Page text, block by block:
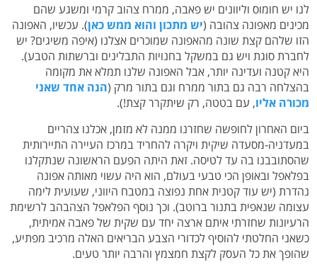
לנו יש חומוס וליוונים יש פאבה, ממרח צהוב קרמי ומשגע שהם
מכינים מאפונה צהובה (יש מתכון והוא ממש כאן). עכשיו, האפונה
הזו שלהם קצת שונה מהאפונה שמוכרים אצלנו (איפה משיגים? יש
לחברת סוגת ויש גם במשקל בחנויות התבלינים וברשתות הטבע).
היא קטנה ועדינה יותר, אבל האפונה שלנו תמלא את מקומה
בהצלחה רבה גם בתור ממרח וגם בתור מרק (הנה אחד שאני
מכורה אליו, עם בטטה, רק שיתקרר קצת!).
ביום האחרון לחופשה שחזרנו ממנה לא מזמן, אכלנו צהריים
במעדניה-מסעדה שיקית ויקרה להחריד במרכז העיירה התיירותית
שהסתובבנו בה עד לטיסה. זאת היתה הפעם הראשונה שנתקלנו
בפלאפל ובאופן הכי טבעי בעולם, הוא היה עשוי מאותה אפונה
נהדרת (יש עוד קטנית אחת נפוצה במטבח היווני, שעועית לימה
עצומה שנאפית בתנור ברוטב). וכך נוסף הפלאפל הצהבהב לרשימת
הרעיונות שחזרתי איתם ארצה יחד עם שקית של פאבה אמיתית,
כשאני החלטתי להוסיף לכדורי הצבע הבריאים האלה מרכיב מפתיע,
שהופך את כל העסק לקצת חמצמץ והרבה יותר טעים.